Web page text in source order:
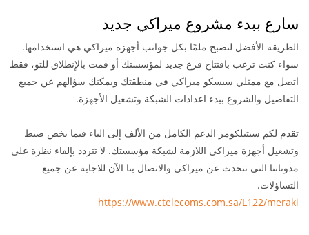
سارع ببدء مشروع ميراكي جديد
الطريقة الأفضل لتصبح ملمًا بكل جوانب أجهزة ميراكي هي استخدامها.
سواء كنت ترغب بافتتاح فرع جديد لمؤسستك أو قمت بالإنطلاق للتو، فقط
اتصل مع ممثلي سيسكو ميراكي في منطقتك ويمكنك سؤالهم عن جميع
التفاصيل والشروع ببدء اعدادات الشبكة وتشغيل الأجهزة.
تقدم لكم سيتيلكومز الدعم الكامل من الألف إلى الياء فيما يخص ضبط
وتشغيل أجهزة ميراكي اللازمة لشبكة مؤسستك. لا تتردد بإلقاء نظرة على
مدوناتنا التي تتحدث عن ميراكي والاتصال بنا الآن للاجابة عن جميع
التساؤلات.
https://www.ctelecoms.com.sa/L122/meraki